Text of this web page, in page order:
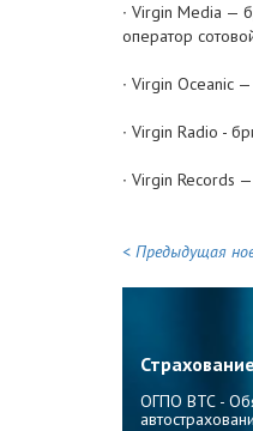
∙ Virgin Media —
оператор
∙ Virgin Oceanic
∙ Virgin Radio -
∙ Virgin Records
< Предыдущая
ОГПО ВТС -